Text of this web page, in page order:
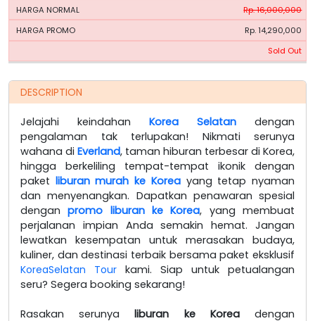
Rp. 16,000,000
Rp. 14,290,000
Sold Out
DESCRIPTION
Jelajahi keindahan Korea Selatan dengan
pengalaman tak terlupakan! Nikmati serunya
wahana di Everland, taman hiburan terbesar di Korea,
hingga berkeliling tempat-tempat ikonik dengan
paket liburan murah ke Koreayang tetap nyaman
dan menyenangkan. Dapatkan penawaran spesial
denganpromo liburan ke Korea, yang membuat
perjalanan impian Anda semakin hemat. Jangan
lewatkan kesempatan untuk merasakan budaya,
kuliner, dan destinasi terbaik bersama paket eksklusif
KoreaSelatan Tour kami. Siap untuk petualangan
seru? Segera booking sekarang!
Rasakan serunyaliburan ke Koreadengan